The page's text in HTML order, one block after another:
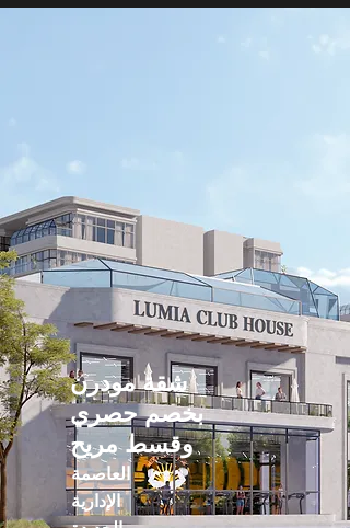
شقة مودرن
بخصم حصري
وقسط مريح
العاصمة
الإدارية